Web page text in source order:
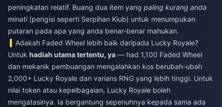
peningkatan relatif. Buang dua item yang paling kurang anda
minati(pengisi seperti Serpihan Kiub) untuk menumpukan
putaran pada apa yang anda benar-benar mahukan.
Adakah Faded Wheel lebih baik daripada Lucky Royale?
Untuk hadiah utama tertentu, ya — had 1,100 Faded Wheel
dan mekanik pembuangan mengalahkan kos berubah-ubah
2,000+ Lucky Royale dan varians RNG yang lebih tinggi. Untuk
nilai token atau kepelbagaian, Lucky Royale boleh
mengatasinya. Ia bergantung sepenuhnya kepada sama ada